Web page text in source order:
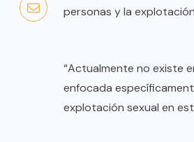
personas y la
“Actualmente no existe
enfocada
explotación sexual en